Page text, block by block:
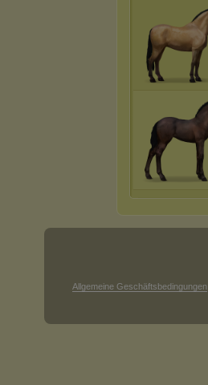
Allgemeine Geschäftsbedingungen